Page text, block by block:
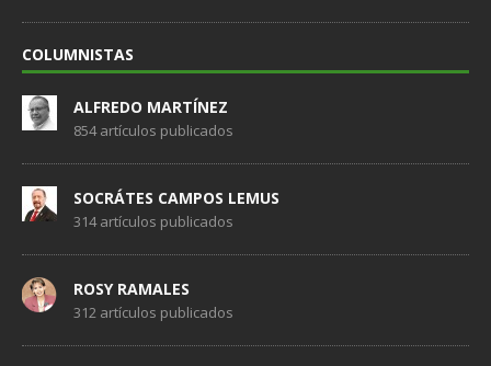
COLUMNISTAS
ALFREDO MARTÍNEZ
854 artículos publicados
SOCRÁTES CAMPOS LEMUS
314 artículos publicados
ROSY RAMALES
312 artículos publicados